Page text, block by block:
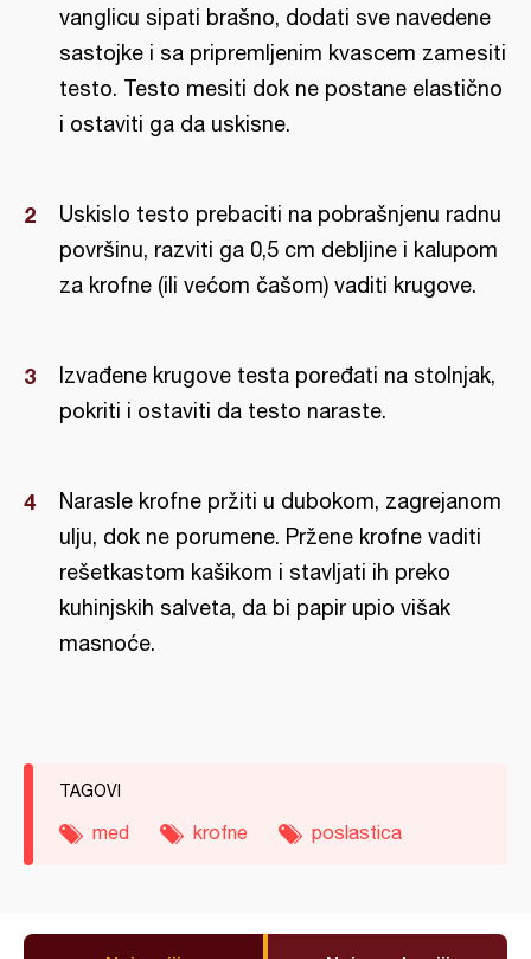
vanglicu sipati brašno, dodati sve navedene
sastojke i sa pripremljenim kvascem zamesiti
testo. Testo mesiti dok ne postane elastično
i ostaviti ga da uskisne.
Uskislo testo prebaciti na pobrašnjenu radnu
površinu, razviti ga 0,5 cm debljine i kalupom
za krofne (ili većom čašom) vaditi krugove.
Izvađene krugove testa poređati na stolnjak,
pokriti i ostaviti da testo naraste.
Narasle krofne pržiti u dubokom, zagrejanom
ulju, dok ne porumene. Pržene krofne vaditi
rešetkastom kašikom i stavljati ih preko
kuhinjskih salveta, da bi papir upio višak
masnoće.
TAGOVI
med krofne poslastica